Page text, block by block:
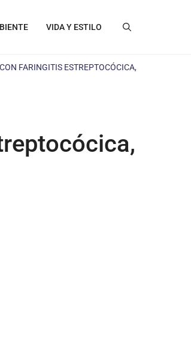
VIDA Y ESTILO
FARINGITIS ESTREPTOCÓCICA,